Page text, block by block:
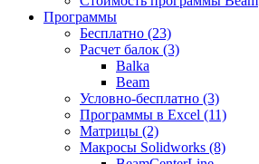
Программы
Бесплатно (23)
Расчет балок (3)
Balka
Beam
Условно-бесплатно (3)
Программы в Excel (11)
Матрицы (2)
Макросы Solidworks (8)